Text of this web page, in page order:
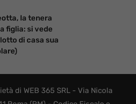
la tenera
figlia: si vede
di casa sua
di WEB 365 SRL - Via Nicola